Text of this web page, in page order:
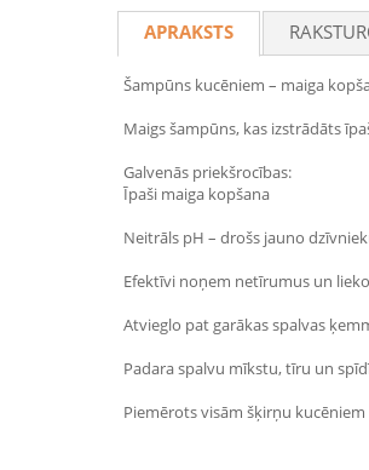
APRAKSTS
Šampūns kucēniem – maiga
Maigs šampūns, kas izstrādāts
Galvenās priekšrocības:
Īpaši maiga kopšana
Neitrāls pH – drošs jauno
Efektīvi noņem netīrumus un
Atvieglo pat garākas spalvas
Padara spalvu mīkstu, tīru un
Piemērots visām šķirņu kucēniem